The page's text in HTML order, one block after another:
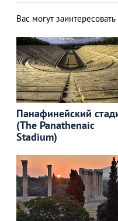
Вас могут
Панафинейский
(The Panathenaic
Stadium)